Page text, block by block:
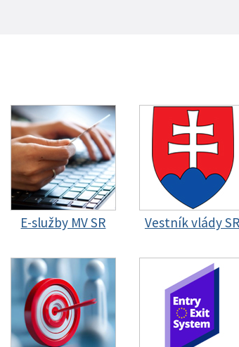
E-služby MV SR Vestník vlády SR